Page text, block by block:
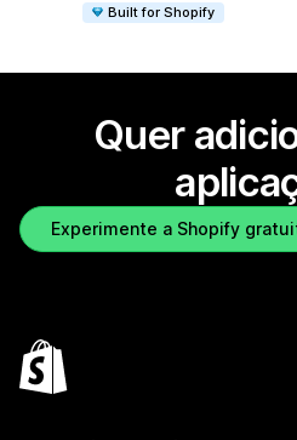
Built for Shopify
Quer
Experimente a Shopify